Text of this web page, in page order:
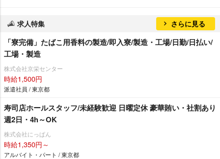
求人特集 さらに見る
「寮完備」たばこ用香料の製造/即入寮/製造・工場/日勤/日払い/
工場・製造
株式会社京栄センター
時給1,500円
派遣社員 / 東京都
寿司店ホールスタッフ/未経験歓迎 日曜定休 豪華賄い・社割あり
週2日・4h～OK
株式会社にっぱん
時給1,350円～
アルバイト・パート / 東京都